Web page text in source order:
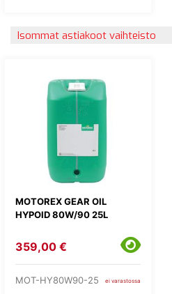
Isommat astiakoot vaihteisto
MOTOREX GEAR OIL
HYPOID 80W/90 25L
359,00 €
MOT-HY80W90-25 ei varastossa